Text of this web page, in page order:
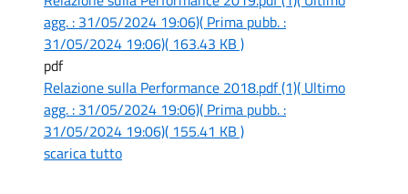
agg. : 31/05/2024 19:06)( Prima pubb. :
31/05/2024 19:06)( 163.43 KB )
pdf
Relazione sulla Performance 2018.pdf (1)( Ultimo
agg. : 31/05/2024 19:06)( Prima pubb. :
31/05/2024 19:06)( 155.41 KB )
scarica tutto